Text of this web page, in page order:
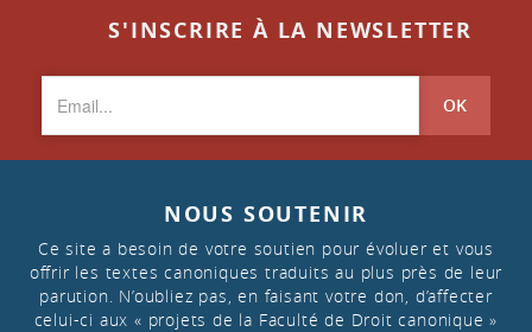
S'INSCRIRE À LA NEWSLETTER
OK
NOUS SOUTENIR
Ce site a besoin de votre soutien pour évoluer et vous
offrir les textes canoniques traduits au plus près de leur
parution. N’oubliez pas, en faisant votre don, d’affecter
celui-ci aux « projets de la Faculté de Droit canonique »